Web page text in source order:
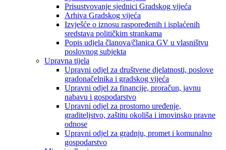
Prisustvovanje sjednici Gradskog vijeća
Arhiva Gradskog vijeća
Izvješće o iznosu raspoređenih i isplaćenih
sredstava političkim strankama
Popis udjela članova/članica GV u vlasništvu
poslovnog subjekta
Upravna tijela
Upravni odjel za društvene djelatnosti, poslove
gradonačelnika i gradskog vijeća
Upravni odjel za financije, proračun, javnu
nabavu i gospodarstvo
Upravni odjel za prostorno uređenje,
graditeljstvo, zaštitu okoliša i imovinsko pravne
odnose
Upravni odjel za gradnju, promet i komunalno
gospodarstvo